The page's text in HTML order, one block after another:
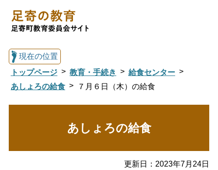
現在の位置
トップページ
教育・手続き
給食センター
あしょろの給食
７月６日（木）の給食
あしょろの給食
更新日： 2023年7月24日